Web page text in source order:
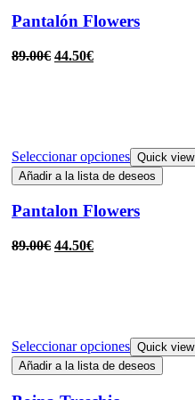
Pantalón Flowers
89.00€ 44.50€
Seleccionar opciones Quick view
Añadir a la lista de deseos
Pantalon Flowers
89.00€ 44.50€
Seleccionar opciones Quick view
Añadir a la lista de deseos